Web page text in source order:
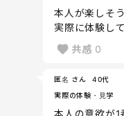
本人が楽しそ
実際に体験し
共感 0
匿名 さん
40代
実際の体験・見学
本人の意欲が1